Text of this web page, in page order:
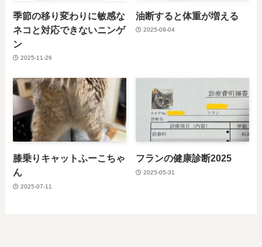
季節の移り変わりに敏感な
ネコと対応できないニンゲ
ン
2025-11-26
油断すると体重が増える
2025-09-04
膝乗りキャットふーこちゃ
ん
2025-07-11
フランの健康診断2025
2025-05-31